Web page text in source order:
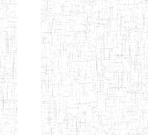
secondaire
technique
et
professionnel
ESTP
Etablissements